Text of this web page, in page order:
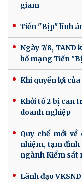
giam
Tiến "Bịp" lĩnh
Ngày 7/8, TAND
hồ mạng Tiến
Khi quyền lợi
Khởi tố 2 bị can
doanh nghiệp
Quy chế mới
nhiệm, tạm
ngành Kiểm sát
Lãnh đạo